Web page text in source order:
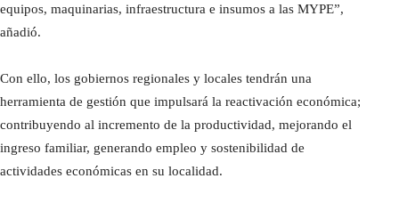
equipos, maquinarias, infraestructura e insumos a las MYPE”,
añadió.
Con ello, los gobiernos regionales y locales tendrán una
herramienta de gestión que impulsará la reactivación económica;
contribuyendo al incremento de la productividad, mejorando el
ingreso familiar, generando empleo y sostenibilidad de
actividades económicas en su localidad.